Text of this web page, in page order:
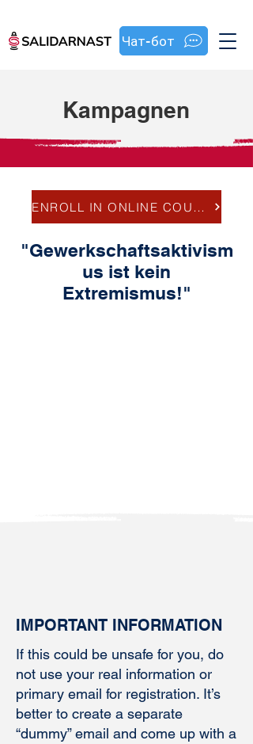
Чат-бот
Kampagnen
ENROLL IN ONLINE COURSE
"Gewerkschaftsaktivism
us ist kein
Extremismus!"
IMPORTANT INFORMATION
If this could be unsafe for you, do
not use your real information or
primary email for registration. It’s
better to create a separate
“dummy” email and come up with a